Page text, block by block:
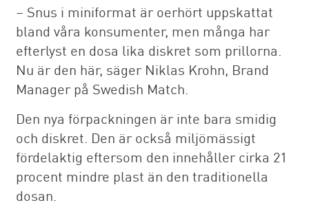
– Snus i miniformat är oerhört uppskattat
bland våra konsumenter, men många har
efterlyst en dosa lika diskret som prillorna.
Nu är den här, säger Niklas Krohn, Brand
Manager på Swedish Match.
Den nya förpackningen är inte bara smidig
och diskret. Den är också miljömässigt
fördelaktig eftersom den innehåller cirka 21
procent mindre plast än den traditionella
dosan.